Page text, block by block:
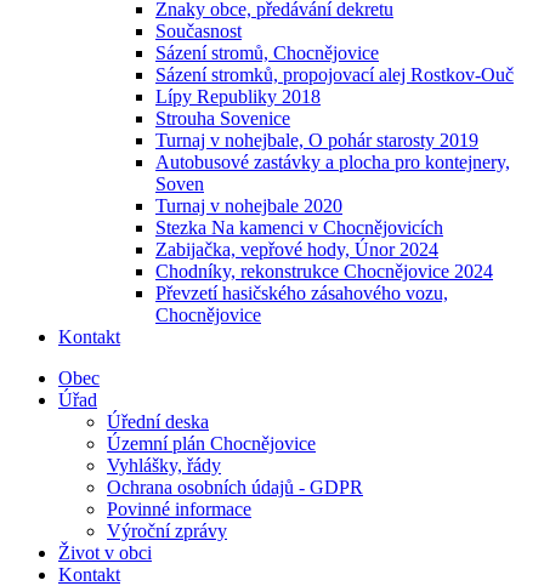
Znaky obce, předávání dekretu
Současnost
Sázení stromů, Chocnějovice
Sázení stromků, propojovací alej Rostkov-Ouč
Lípy Republiky 2018
Strouha Sovenice
Turnaj v nohejbale, O pohár starosty 2019
Autobusové zastávky a plocha pro kontejnery,
Soven
Turnaj v nohejbale 2020
Stezka Na kamenci v Chocnějovicích
Zabijačka, vepřové hody, Únor 2024
Chodníky, rekonstrukce Chocnějovice 2024
Převzetí hasičského zásahového vozu,
Chocnějovice
Kontakt
Obec
Úřad
Úřední deska
Územní plán Chocnějovice
Vyhlášky, řády
Ochrana osobních údajů - GDPR
Povinné informace
Výroční zprávy
Život v obci
Kontakt